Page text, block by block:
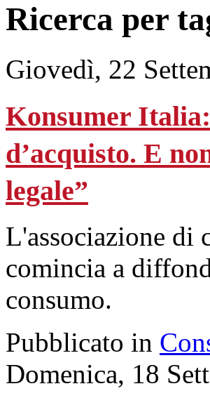
Ricerca per
Giovedì, 22
Konsumer
d’acquisto. E
legale”
L'associazione di
comincia a
consumo.
Pubblicato in
Domenica, 18